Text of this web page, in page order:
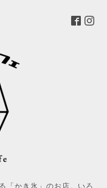
「かき氷」のお店。いろ